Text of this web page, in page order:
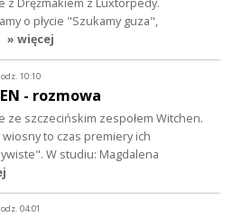
o płycie "Szukamy guza",
» więcej
10:10
- rozmowa
ze szczecińskim zespołem Witchen.
wiosny to czas premiery ich
W studiu: Magdalena
04:01